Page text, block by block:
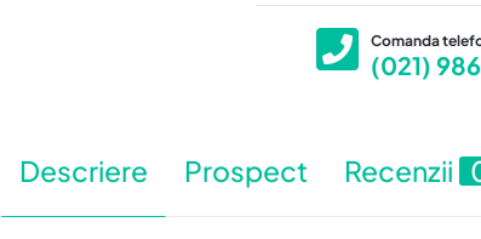
Comanda
(021)
Descriere Prospect Recenzii